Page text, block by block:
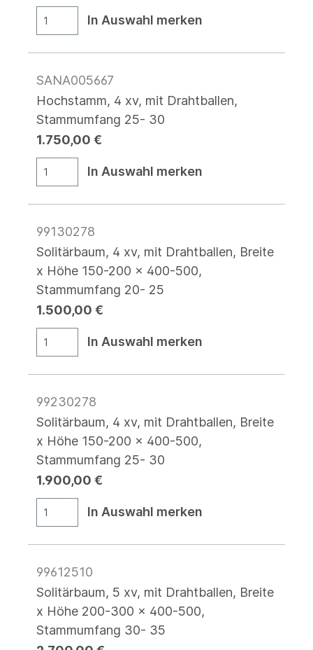
In Auswahl merken
SANA005667
Hochstamm, 4 xv, mit Drahtballen,
Stammumfang 25- 30
1.750,00 €
In Auswahl merken
99130278
Solitärbaum, 4 xv, mit Drahtballen, Breite
x Höhe 150-200 x 400-500,
Stammumfang 20- 25
1.500,00 €
In Auswahl merken
99230278
Solitärbaum, 4 xv, mit Drahtballen, Breite
x Höhe 150-200 x 400-500,
Stammumfang 25- 30
1.900,00 €
In Auswahl merken
99612510
Solitärbaum, 5 xv, mit Drahtballen, Breite
x Höhe 200-300 x 400-500,
Stammumfang 30- 35